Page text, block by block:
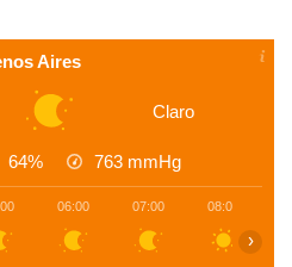
Aires
Claro
64% 763 mmHg
06:00 07:00 08:00
›